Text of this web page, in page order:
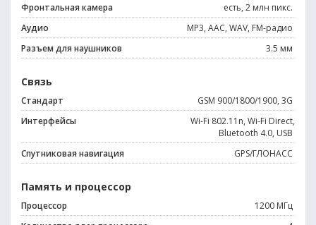
Фронтальная камера
есть, 2 млн пикс.
Аудио
MP3, AAC, WAV, FM-радио
Разъем для наушников
3.5 мм
Связь
Стандарт
GSM 900/1800/1900, 3G
Интерфейсы
Wi-Fi 802.11n, Wi-Fi Direct,
Bluetooth 4.0, USB
Спутниковая навигация
GPS/ГЛОНАСС
Память и процессор
Процессор
1200 МГц